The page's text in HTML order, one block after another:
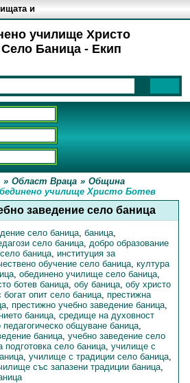
училище Христо
Баница - Екип
и
България
» Област Враца » Община
училище Христо Ботев
заведение село баница
село баница, баница,
село баница, добро образование
баница, институция за
обучение село баница, култура
, обединено училище село баница,
ботев баница, обу баница, обу христо
богат опит село баница, престижна
, престижно учебно заведение баница,
баница, средище на духовност
педагогическо общуване баница,
баница, учебно заведение село
село баница, училище с
, училище с традиции село баница,
със запазени традиции баница,